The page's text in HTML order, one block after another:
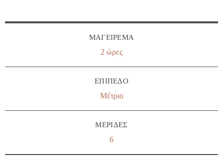
ΜΑΓΕΊΡΕΜΑ
2 ώρες
ΕΠΊΠΕΔΟ
Μέτριο
ΜΕΡΊΔΕΣ
6